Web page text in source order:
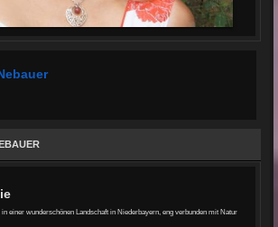
einer wunderschönen Landschaft in Niederbayern, eng verbunden mit Natur